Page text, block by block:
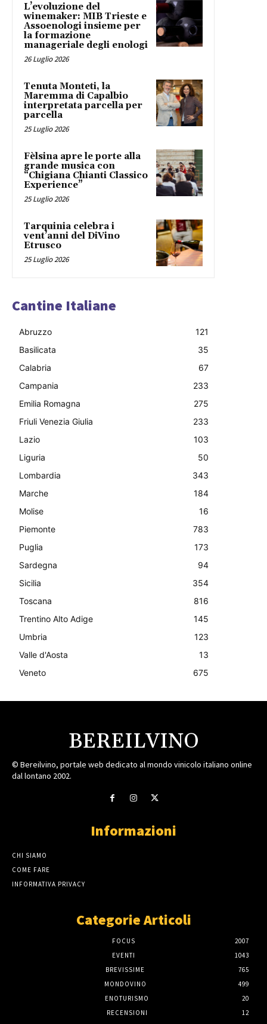
L’evoluzione del
winemaker: MIB Trieste e
Assoenologi insieme per
la formazione
manageriale degli enologi
26 Luglio 2026
Tenuta Monteti, la
Maremma di Capalbio
interpretata parcella per
parcella
25 Luglio 2026
Fèlsina apre le porte alla
grande musica con
“Chigiana Chianti Classico
Experience”
25 Luglio 2026
Tarquinia celebra i
vent’anni del DiVino
Etrusco
25 Luglio 2026
Cantine Italiane
Abruzzo
121
Basilicata
35
Calabria
67
Campania
233
Emilia Romagna
275
Friuli Venezia Giulia
233
Lazio
103
Liguria
50
Lombardia
343
Marche
184
Molise
16
Piemonte
783
Puglia
173
Sardegna
94
Sicilia
354
Toscana
816
Trentino Alto Adige
145
Umbria
123
Valle d'Aosta
13
Veneto
675
BEREILVINO
© Bereilvino, portale web dedicato al mondo vinicolo italiano online
dal lontano 2002.
Informazioni
CHI SIAMO
COME FARE
INFORMATIVA PRIVACY
Categorie Articoli
FOCUS
2007
EVENTI
1043
BREVISSIME
765
MONDOVINO
499
ENOTURISMO
20
RECENSIONI
12